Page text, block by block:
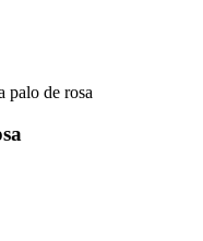
palo de rosa